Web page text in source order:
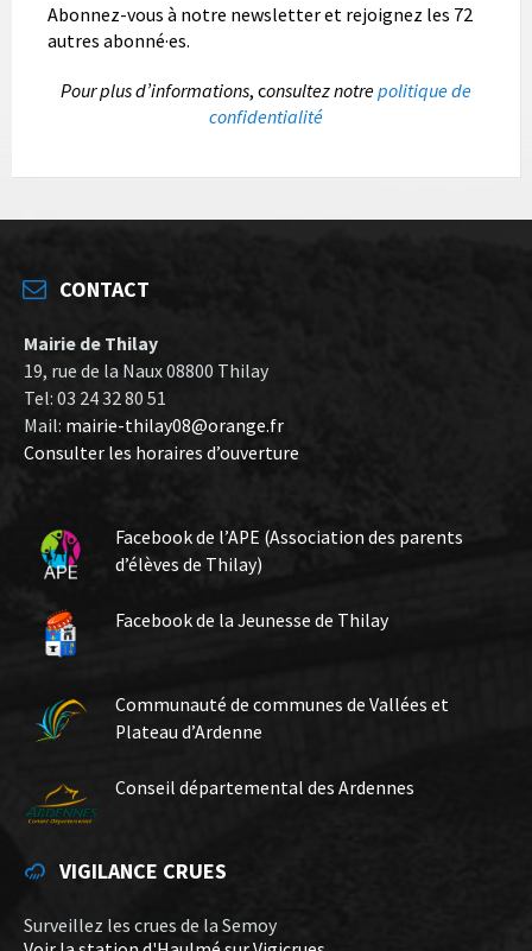
Abonnez-vous à notre newsletter et rejoignez les 72
autres abonné·es.
Pour plus d’informations, consultez notrepolitique de
confidentialité
CONTACT
Mairie de Thilay
19, rue de la Naux 08800 Thilay
Tel: 03 24 32 80 51
Mail: mairie-thilay08@orange.fr
Consulter les horaires d’ouverture
Facebook de l’APE (Association des parents
d’élèves de Thilay)
Facebook de la Jeunesse de Thilay
Communauté de communes de Vallées et
Plateau d’Ardenne
Conseil départemental des Ardennes
VIGILANCE CRUES
Surveillez les crues de la Semoy